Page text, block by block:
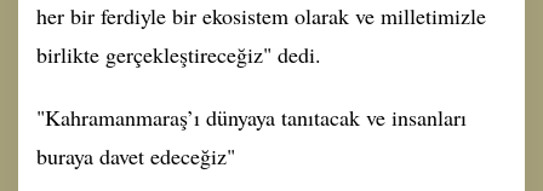
her bir ferdiyle bir ekosistem olarak ve milletimizle
birlikte gerçekleştireceğiz" dedi.
"Kahramanmaraş’ı dünyaya tanıtacak ve insanları
buraya davet edeceğiz"